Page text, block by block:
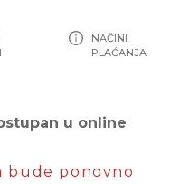
NAČINI
PLAĆANJA
u online
bude ponovno